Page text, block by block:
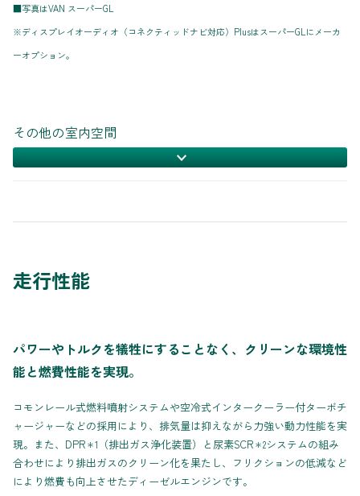
■写真はVAN スーパーGL
※ディスプレイオーディオ（コネクティッドナビ対応）PlusはスーパーGLにメーカ
ーオプション。
その他の室内空間
走行性能
パワーやトルクを犠牲にすることなく、クリーンな環境性
能と燃費性能を実現。
コモンレール式燃料噴射システムや空冷式インタークーラー付ターボチ
ャージャーなどの採用により、排気量は抑えながら力強い動力性能を実
現。また、DPR＊1 （排出ガス浄化装置）と尿素SCR＊2システムの組み
合わせにより排出ガスのクリーン化を果たし、フリクションの低減など
により燃費も向上させたディーゼルエンジンです。